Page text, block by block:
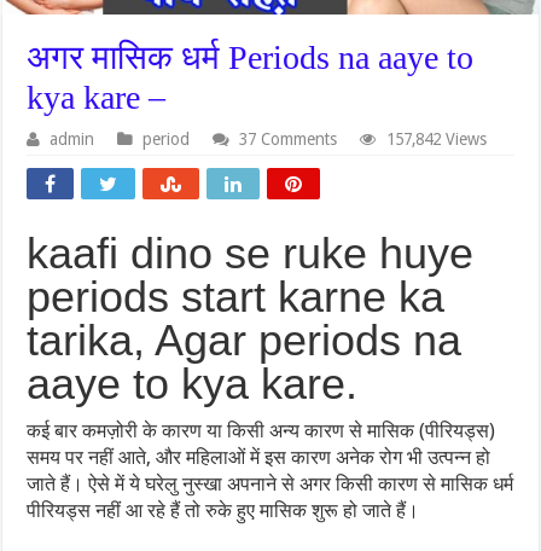
अगर मासिक धर्म Periods na aaye to
kya kare –
admin period 37 Comments 157,842 Views
kaafi dino se ruke huye
periods start karne ka
tarika, Agar periods na
aaye to kya kare.
कई बार कमज़ोरी के कारण या किसी अन्य कारण से मासिक (पीरियड्स)
समय पर नहीं आते, और महिलाओं में इस कारण अनेक रोग भी उत्पन्न हो
जाते हैं। ऐसे में ये घरेलु नुस्खा अपनाने से अगर किसी कारण से मासिक धर्म
पीरियड्स नहीं आ रहे हैं तो रुके हुए मासिक शुरू हो जाते हैं।